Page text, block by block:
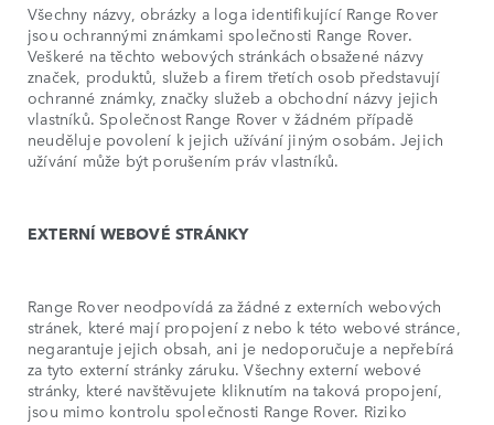
Všechny názvy, obrázky a loga identifikující Range Rover
jsou ochrannými známkami společnosti Range Rover.
Veškeré na těchto webových stránkách obsažené názvy
značek, produktů, služeb a firem třetích osob představují
ochranné známky, značky služeb a obchodní názvy jejich
vlastníků. Společnost Range Rover v žádném případě
neuděluje povolení k jejich užívání jiným osobám. Jejich
užívání může být porušením práv vlastníků.
EXTERNÍ WEBOVÉ STRÁNKY
Range Rover neodpovídá za žádné z externích webových
stránek, které mají propojení z nebo k této webové stránce,
negarantuje jejich obsah, ani je nedoporučuje a nepřebírá
za tyto externí stránky záruku. Všechny externí webové
stránky, které navštěvujete kliknutím na taková propojení,
jsou mimo kontrolu společnosti Range Rover. Riziko